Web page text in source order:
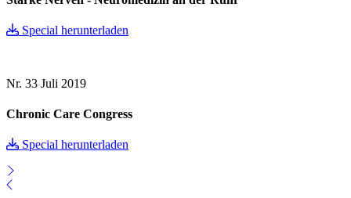
Special herunterladen
Nr. 33 Juli 2019
Chronic Care Congress
Special herunterladen